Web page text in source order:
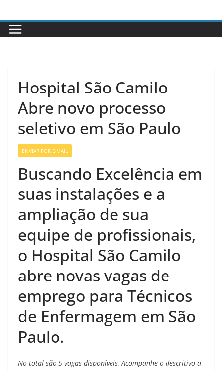
para
o
Hospital São Camilo
Abre novo processo
seletivo em São Paulo
ENVIAR POR E-MAIL
Buscando Excelência em
suas instalações e a
ampliação de sua
equipe de profissionais,
o Hospital São Camilo
abre novas vagas de
emprego para Técnicos
de Enfermagem em São
Paulo.
No total são 5 vagas disponíveis, Acompanhe o descritivo a